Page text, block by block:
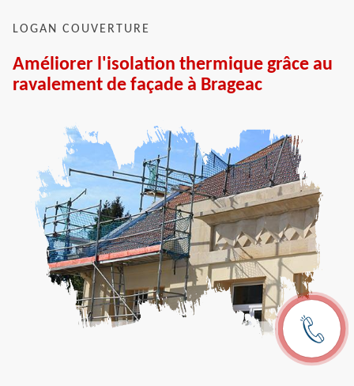
LOGAN COUVERTURE
Améliorer l'isolation thermique grâce au
ravalement de façade à Brageac